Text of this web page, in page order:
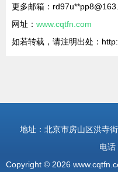
更多邮箱：rd97u**
网址： www.cqtfn.com
如若转载，请注明出处：
地址：北京市房山区洪寺
电话
Copyright © 2026